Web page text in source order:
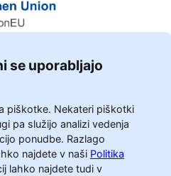
se uporabljajo
piškotke. Nekateri piškotki
pa služijo analizi vedenja
ponudbe. Razlago
najdete v naši Politika
lahko najdete tudi v